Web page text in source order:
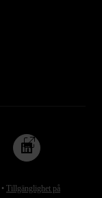
• Tillgänglighet på
Följ
oss
Linkedin